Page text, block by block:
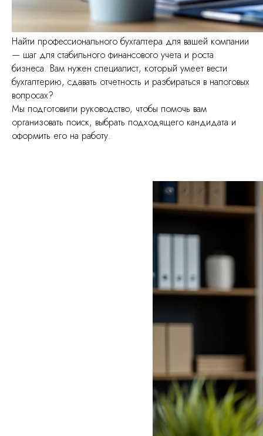
Найти профессионального бухгалтера для вашей компании
— шаг для стабильного финансового учета и роста
бизнеса. Вам нужен специалист, который умеет вести
бухгалтерию, сдавать отчетность и разбираться в налоговых
вопросах?
Мы подготовили руководство, чтобы помочь вам
организовать поиск, выбрать подходящего кандидата и
оформить его на работу.